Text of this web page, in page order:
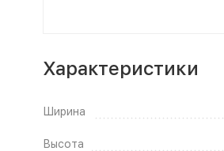
Характеристики
Ширина
Высота